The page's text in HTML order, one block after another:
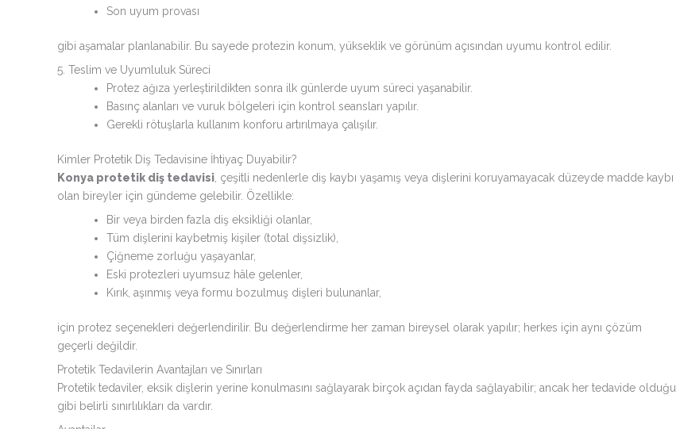
Son uyum provası
gibi aşamalar planlanabilir. Bu sayede protezin konum, yükseklik ve görünüm açısından uyumu kontrol edilir.
5. Teslim ve Uyumluluk Süreci
Protez ağıza yerleştirildikten sonra ilk günlerde uyum süreci yaşanabilir.
Basınç alanları ve vuruk bölgeleri için kontrol seansları yapılır.
Gerekli rötuşlarla kullanım konforu artırılmaya çalışılır.
Kimler Protetik Diş Tedavisine İhtiyaç Duyabilir?
Konya protetik diş tedavisi , çeşitli nedenlerle diş kaybı yaşamış veya dişlerini koruyamayacak düzeyde madde kaybı
olan bireyler için gündeme gelebilir. Özellikle:
Bir veya birden fazla diş eksikliği olanlar,
Tüm dişlerini kaybetmiş kişiler (total dişsizlik),
Çiğneme zorluğu yaşayanlar,
Eski protezleri uyumsuz hâle gelenler,
Kırık, aşınmış veya formu bozulmuş dişleri bulunanlar,
için protez seçenekleri değerlendirilir. Bu değerlendirme her zaman bireysel olarak yapılır; herkes için aynı çözüm
geçerli değildir.
Protetik Tedavilerin Avantajları ve Sınırları
Protetik tedaviler, eksik dişlerin yerine konulmasını sağlayarak birçok açıdan fayda sağlayabilir; ancak her tedavide olduğu
gibi belirli sınırlılıkları da vardır.